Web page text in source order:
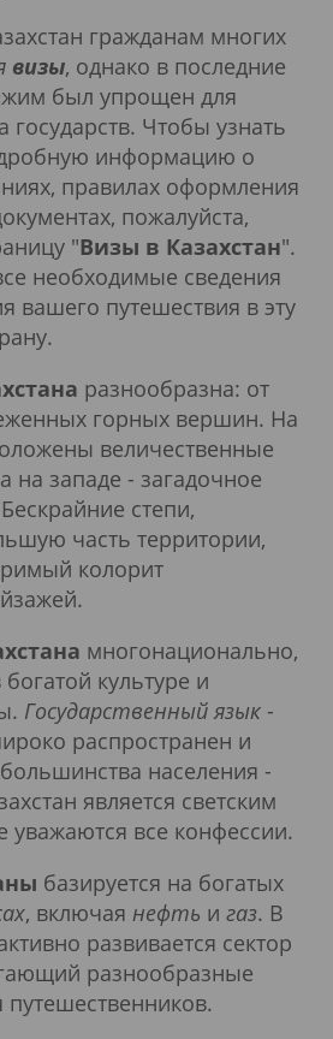
гражданам многих
визы, однако в последние
был упрощен для
государств. Чтобы узнать
информацию о
правилах оформления
пожалуйста,
"Визы в Казахстан".
необходимые сведения
вашего путешествия в эту
разнообразна: от
горных вершин. На
величественные
на западе - загадочное
степи,
часть территории,
колорит
многонационально,
культуре и
Государственный язык -
распространен и
населения -
является светским
уважаются все конфессии.
базируется на богатых
, включая нефть и газ. В
развивается сектор
разнообразные